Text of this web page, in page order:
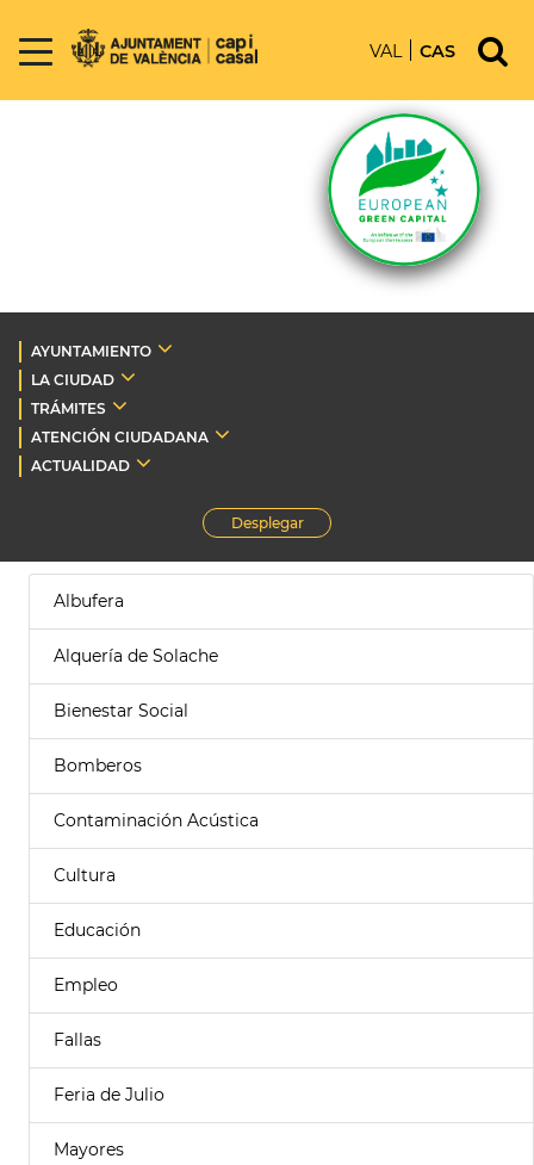
VAL CAS
AYUNTAMIENTO
LA CIUDAD
TRÁMITES
ATENCIÓN CIUDADANA
ACTUALIDAD
Desplegar
Albufera
Alquería de Solache
Bienestar Social
Bomberos
Contaminación Acústica
Cultura
Educación
Empleo
Fallas
Feria de Julio
Mayores